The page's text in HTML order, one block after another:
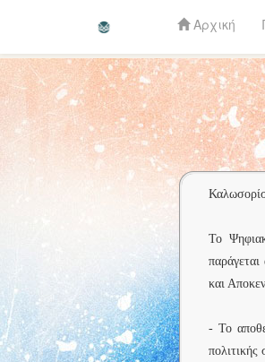
Skip
navigation
Αρχική
Το
και
- Το